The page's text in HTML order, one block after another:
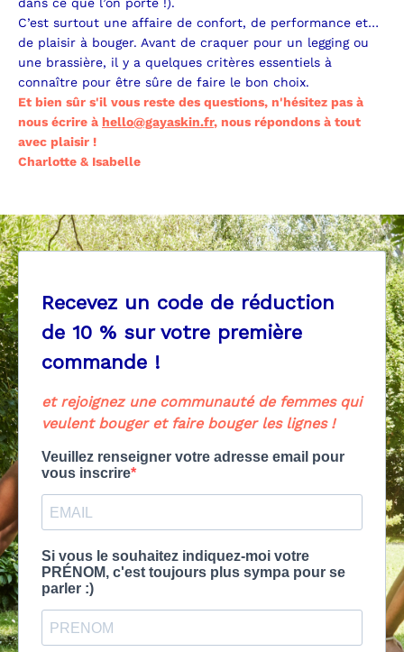
C’est surtout une affaire de confort, de performance et…
de plaisir à bouger. Avant de craquer pour un legging ou
une brassière, il y a quelques critères essentiels à
connaître pour être sûre de faire le bon choix.
Et bien sûr s'il vous reste des questions, n'hésitez pas à
nous écrire à hello@gayaskin.fr, nous répondons à tout
avec plaisir !
Charlotte & Isabelle